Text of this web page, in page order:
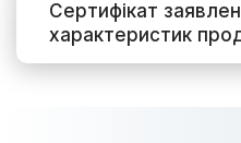
Сертифікат
характеристик